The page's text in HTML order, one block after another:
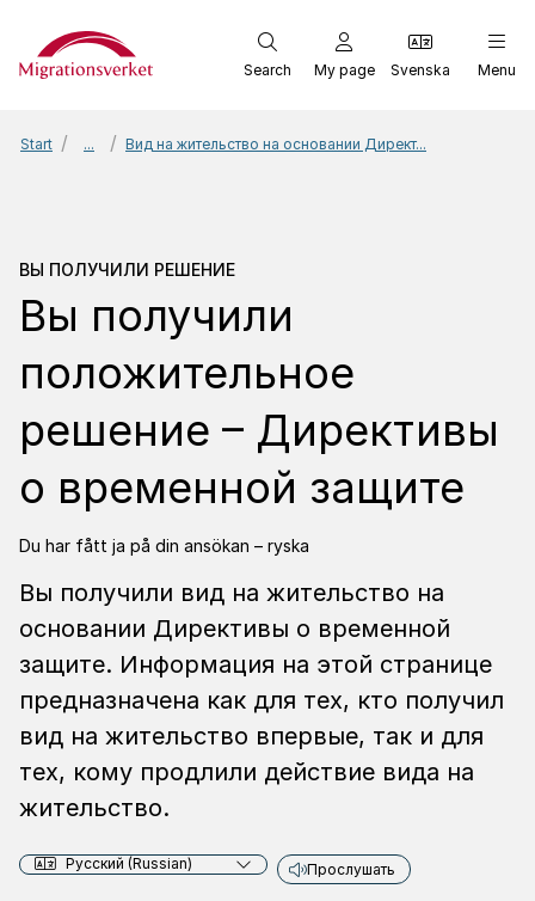
Start
Search My page Svenska Menu
Start ... Вид на жительство на основании Директ...
Вы получили решение
ВЫ ПОЛУЧИЛИ РЕШЕНИЕ
Вы получили
положительное
решение – Директивы
о временной защите
Du har fått ja på din ansökan – ryska
Вы получили вид на жительство на
основании Директивы о временной
защите. Информация на этой странице
предназначена как для тех, кто получил
вид на жительство впервые, так и для
тех, кому продлили действие вида на
жительство.
Русский (Russian) Прослушать